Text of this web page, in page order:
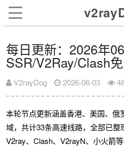
每日更新：2026年
SSR/V2Ray/Clash
V2rayDog 2026-06-03
本轮节点更新涵盖香港、美国、俄
域，共计33条高速线路，全部已
V2ray、Clash、V2rayN、小火箭